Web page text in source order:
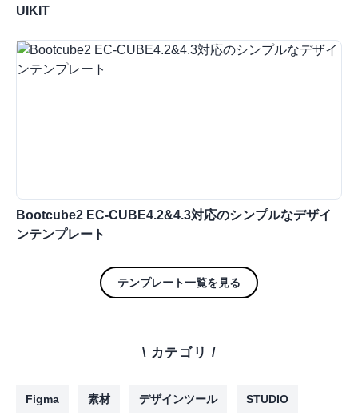
UIKIT
Bootcube2 EC-CUBE4.2&4.3対応のシンプルなデザイ
ンテンプレート
テンプレート一覧を見る
\ カテゴリ /
Figma 素材 デザインツール STUDIO